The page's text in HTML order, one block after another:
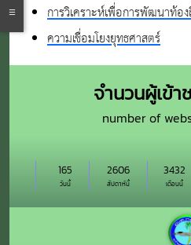
การวิเคราะห์เพื่อการพัฒนาท้อ
ความเชื่อมโยงยุทธศาสตร์
จำนวนผู้เข้า
number of
วันนี้
165
สัปดาห์นี้
2606
เดือนนี้
3432